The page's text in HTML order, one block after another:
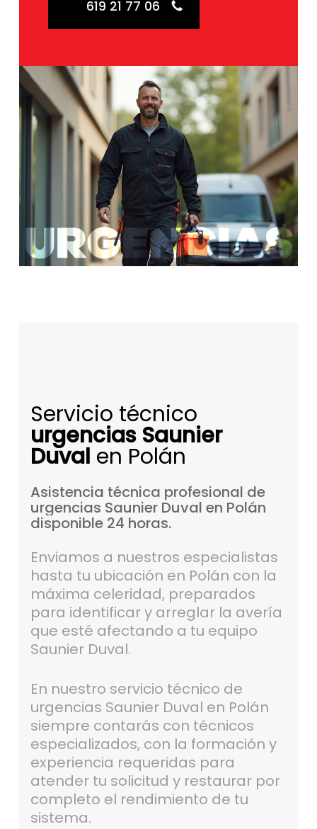
619 21 77 06
Servicio técnico
urgencias Saunier
Duval en Polán
Asistencia técnica profesional de
urgencias Saunier Duval en Polán
disponible 24 horas.
Enviamos a nuestros especialistas
hasta tu ubicación en Polán con la
máxima celeridad, preparados
para identificar y arreglar la avería
que esté afectando a tu equipo
Saunier Duval.
En nuestro servicio técnico de
urgencias Saunier Duval en Polán
siempre contarás con técnicos
especializados, con la formación y
experiencia requeridas para
atender tu solicitud y restaurar por
completo el rendimiento de tu
sistema.